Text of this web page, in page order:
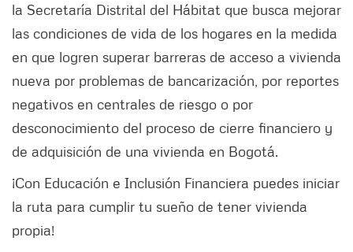
la Secretaría Distrital del Hábitat que busca mejorar
las condiciones de vida de los hogares en la medida
en que logren superar barreras de acceso a vivienda
nueva por problemas de bancarización, por reportes
negativos en centrales de riesgo o por
desconocimiento del proceso de cierre financiero y
de adquisición de una vivienda en Bogotá.
¡Con Educación e Inclusión Financiera puedes iniciar
la ruta para cumplir tu sueño de tener vivienda
propia!